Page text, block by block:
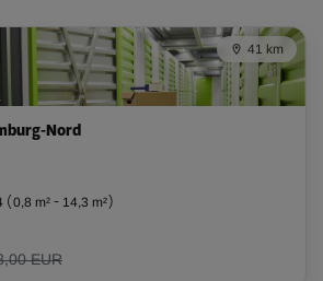
41 km
Nord
(0,8 m² - 14,3 m²)
EUR